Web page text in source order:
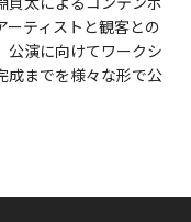
ティストと観客との
公演に向けてワークシ
成までを様々な形で公